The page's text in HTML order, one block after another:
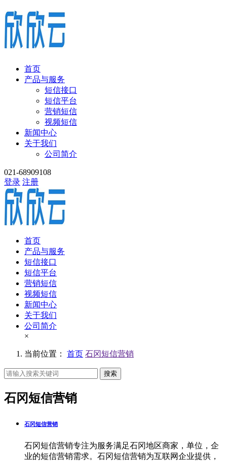
首页
产品与服务
短信接口
短信平台
营销短信
视频短信
新闻中心
关于我们
公司简介
021-68909108
登录 注册
首页
产品与服务
短信接口
短信平台
营销短信
视频短信
新闻中心
关于我们
公司简介
×
当前位置： 首页 石冈短信营销
搜索
石冈短信营销
石冈短信营销
石冈短信营销专注为服务满足石冈地区商家，单位，企
业的短信营销需求。石冈短信营销为互联网企业提供，